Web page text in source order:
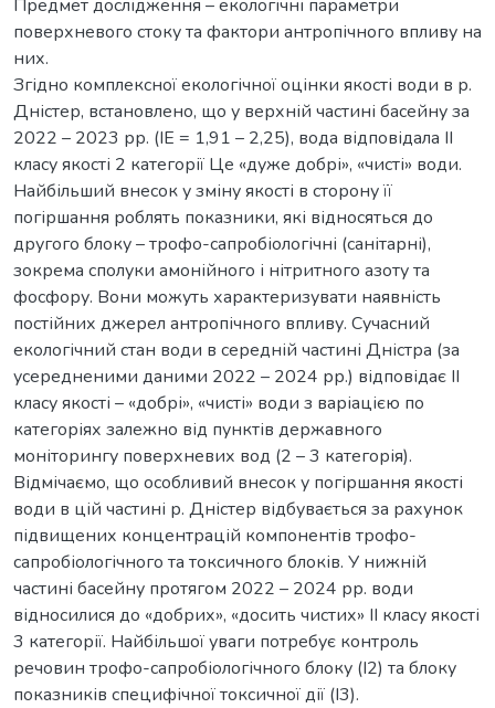
Предмет дослідження – екологічні параметри
поверхневого стоку та фактори антропічного впливу на
них.
Згідно комплексної екологічної оцінки якості води в р.
Дністер, встановлено, що у верхній частині басейну за
2022 – 2023 рр. (ІЕ = 1,91 – 2,25), вода відповідала ІІ
класу якості 2 категорії Це «дуже добрі», «чисті» води.
Найбільший внесок у зміну якості в сторону її
погіршання роблять показники, які відносяться до
другого блоку – трофо-сапробіологічні (санітарні),
зокрема сполуки амонійного і нітритного азоту та
фосфору. Вони можуть характеризувати наявність
постійних джерел антропічного впливу. Сучасний
екологічний стан води в середній частині Дністра (за
усередненими даними 2022 – 2024 рр.) відповідає ІІ
класу якості – «добрі», «чисті» води з варіацією по
категоріях залежно від пунктів державного
моніторингу поверхневих вод (2 – 3 категорія).
Відмічаємо, що особливий внесок у погіршання якості
води в цій частині р. Дністер відбувається за рахунок
підвищених концентрацій компонентів трофо-
сапробіологічного та токсичного блоків. У нижній
частині басейну протягом 2022 – 2024 рр. води
відносилися до «добрих», «досить чистих» ІІ класу якості
3 категорії. Найбільшої уваги потребує контроль
речовин трофо-сапробіологічного блоку (І2) та блоку
показників специфічної токсичної дії (І3).